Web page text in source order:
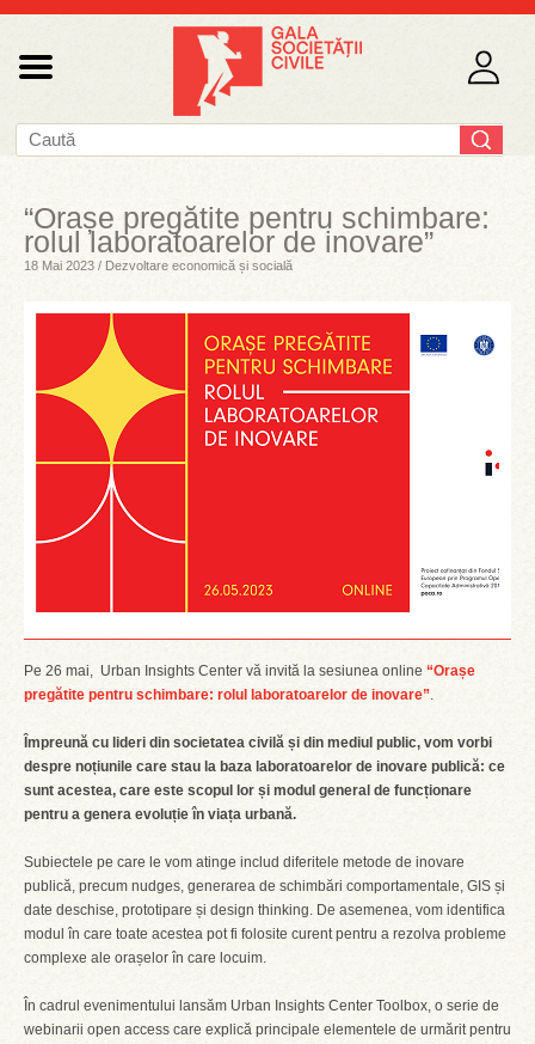
“Orașe pregătite pentru schimbare:
rolul laboratoarelor de inovare”
18 Mai 2023 / Dezvoltare economică și socială
Pe 26 mai, Urban Insights Center vă invită la sesiunea online “Orașe
pregătite pentru schimbare: rolul laboratoarelor de inovare”.
Împreună cu lideri din societatea civilă și din mediul public, vom vorbi
despre noțiunile care stau la baza laboratoarelor de inovare publică: ce
sunt acestea, care este scopul lor și modul general de funcționare
pentru a genera evoluție în viața urbană.
Subiectele pe care le vom atinge includ diferitele metode de inovare
publică, precum nudges, generarea de schimbări comportamentale, GIS și
date deschise, prototipare și design thinking. De asemenea, vom identifica
modul în care toate acestea pot fi folosite curent pentru a rezolva probleme
complexe ale orașelor în care locuim.
În cadrul evenimentului lansăm Urban Insights Center Toolbox, o serie de
webinarii open access care explică principale elementele de urmărit pentru